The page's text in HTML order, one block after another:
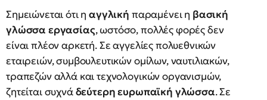
Σημειώνεται ότι ηαγγλική παραμένει η βασική
γλώσσα εργασίας, ωστόσο, πολλές φορές δεν
είναι πλέον αρκετή. Σε αγγελίες πολυεθνικών
εταιρειών, συμβουλευτικών ομίλων, ναυτιλιακών,
τραπεζών αλλά και τεχνολογικών οργανισμών,
ζητείται συχνάδεύτερη ευρωπαϊκή γλώσσα. Σε